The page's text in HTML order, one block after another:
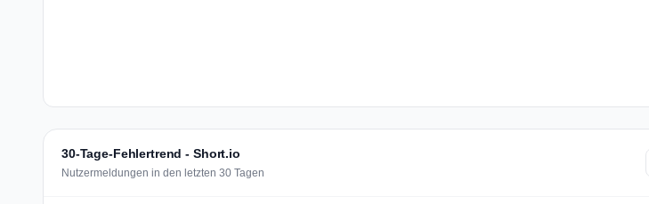
30-Tage-Fehlertrend - Short.io
Nutzermeldungen in den letzten 30 Tagen